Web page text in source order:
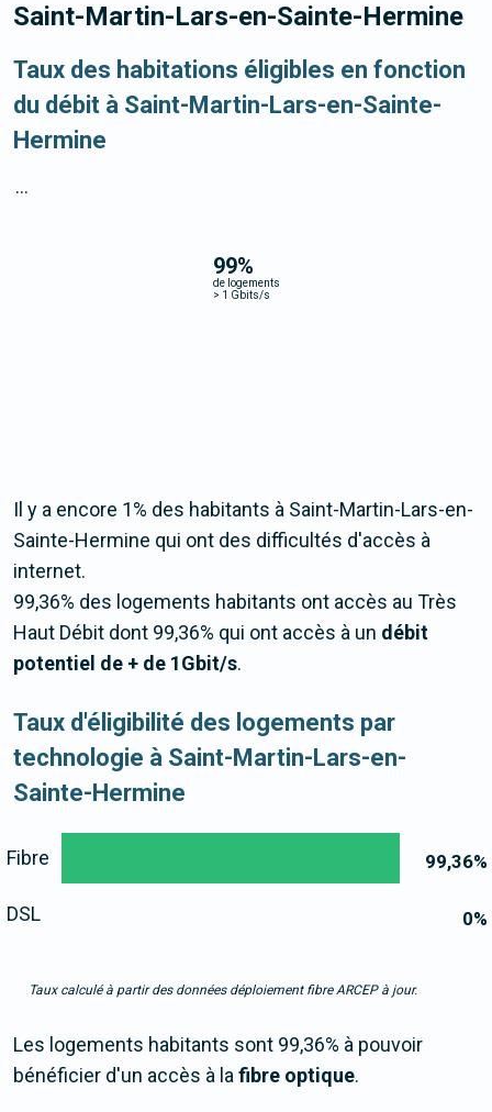
Saint-Martin-Lars-en-Sainte-Hermine
Taux des habitations éligibles en fonction
du débit à Saint-Martin-Lars-en-Sainte-
Hermine
99%
de logements
> 1 Gbits/s
...
Il y a encore 1% des habitants à Saint-Martin-Lars-en-
Sainte-Hermine qui ont des difficultés d'accès à
internet.
99,36% des logements habitants ont accès au Très
Haut Débit dont 99,36% qui ont accès à un débit
potentiel de + de 1Gbit/s.
Taux d'éligibilité des logements par
technologie à Saint-Martin-Lars-en-
Sainte-Hermine
99,36%
0%
Fibre
DSL
Taux calculé à partir des données déploiement fibre ARCEP à jour.
Les logements habitants sont 99,36% à pouvoir
bénéficier d'un accès à lafibre optique.